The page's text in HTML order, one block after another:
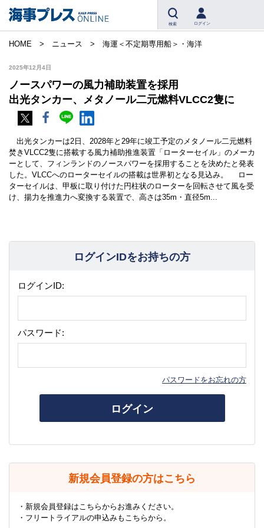
検索 ログイン
HOME ニュース 海運＜不定期専用船＞・海洋
2025年12月4日
ノースパワーの風力補助装置を採用
出光タンカー、メタノール二元燃料VLCC2隻に
出光タンカーは2日、2028年と29年に竣工予定のメタノール二元燃料
焚きVLCC2隻に搭載する風力補助推進装置「ローターセイル」のメーカ
ーとして、フィンランドのノースパワーを採用することを決めたと発表
した。VLCCへのローターセイルの搭載は世界初となる見込み。 ロー
ターセイルは、甲板に取り付けた円柱状のローターを回転させて風を受
け、揚力を推進力へ変換する装置で、高さは35m・直径5m...
ログインIDをお持ちの方
ログインID:
パスワード:
パスワードをお忘れの方
ログイン
新規会員登録の方はこちら
・新規会員登録はこちらからお進みください。
・フリートライアルの申込みもこちらから。